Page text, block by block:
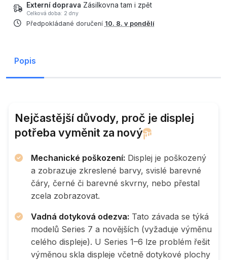
Externí doprava Zásilkovna tam i zpět
Celková doba: 2 dny
Předpokládané doručení 10. 8. v pondělí
Popis
Nejčastější důvody, proč je displej
potřeba vyměnit za nový
Mechanické poškození: Displej je poškozený
a zobrazuje zkreslené barvy, svislé barevné
čáry, černé či barevné skvrny, nebo přestal
zcela zobrazovat.
Vadná dotyková odezva: Tato závada se týká
modelů Series 7 a novějších (vyžaduje výměnu
celého displeje). U Series 1–6 lze problém řešit
výměnou skla displeje včetně dotykové plochy